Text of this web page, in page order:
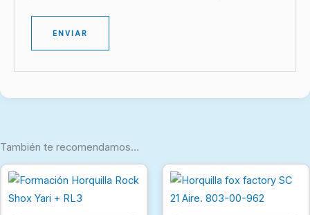
También te recomendamos…